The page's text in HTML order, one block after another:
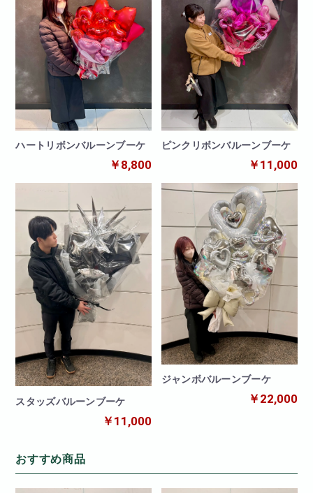
ハートリボンバルーンブーケ
￥8,800
ピンクリボンバルーンブーケ
￥11,000
スタッズバルーンブーケ
￥11,000
ジャンボバルーンブーケ
￥22,000
おすすめ商品